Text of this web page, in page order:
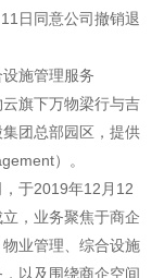
日同意公司撤销退
施管理服务
云旗下万物梁行与吉
团总部园区，提供
）。
于2019年12月12
，业务聚焦于商企
业管理、综合设施
以及围绕商企空间